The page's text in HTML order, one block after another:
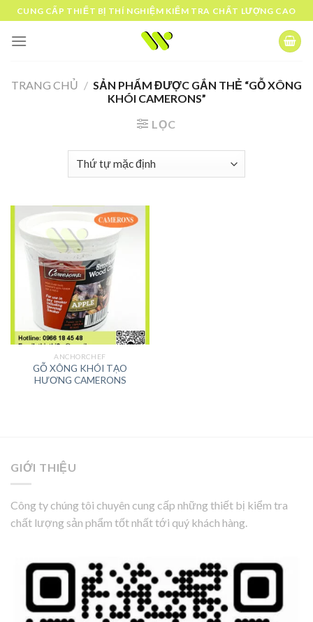
Skip
to
content
CUNG CẤP THIẾT BỊ THÍ NGHIỆM KIỂM TRA CHẤT LƯỢNG CAO
TRANG CHỦ / SẢN PHẨM ĐƯỢC GẮN THẺ “GỖ XÔNG
KHÓI CAMERONS”
LỌC
ANCHORCHEF
GỖ XÔNG KHÓI TẠO
HƯƠNG CAMERONS
GIỚI THIỆU
Công ty chúng tôi chuyên cung cấp những thiết bị kiểm tra
chất lượng sản phẩm tốt nhất tới quý khách hàng.